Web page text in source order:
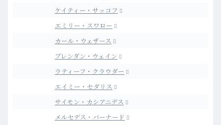
ケイティー・サッコフ
エミリー・スワロー
カール・ウェザース
ブレンダン・ウェイン
ラティーフ・クラウダー
エイミー・セダリス
サイモン・カシアニデス
メルセデス・バーナード